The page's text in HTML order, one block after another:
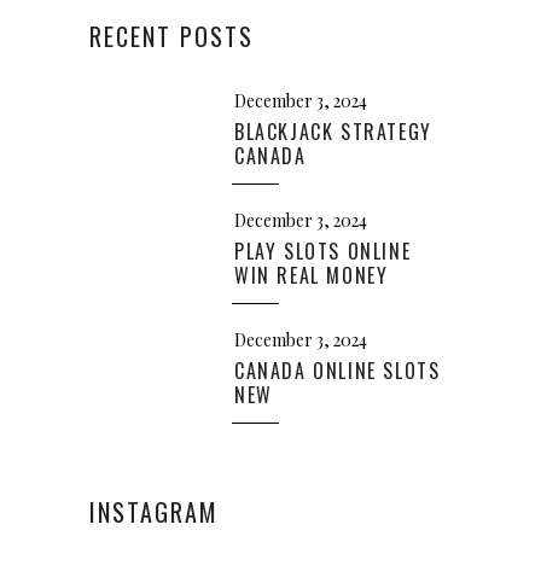
RECENT POSTS
December 3, 2024
BLACKJACK STRATEGY
CANADA
December 3, 2024
PLAY SLOTS ONLINE
WIN REAL MONEY
December 3, 2024
CANADA ONLINE SLOTS
NEW
INSTAGRAM